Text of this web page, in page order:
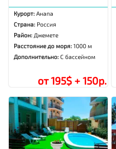
Курорт:Анапа
Страна: Россия
Район: Джемете
Расстояние до моря:1000 м
Дополнительно:С бассейном
от 195$ + 150р.